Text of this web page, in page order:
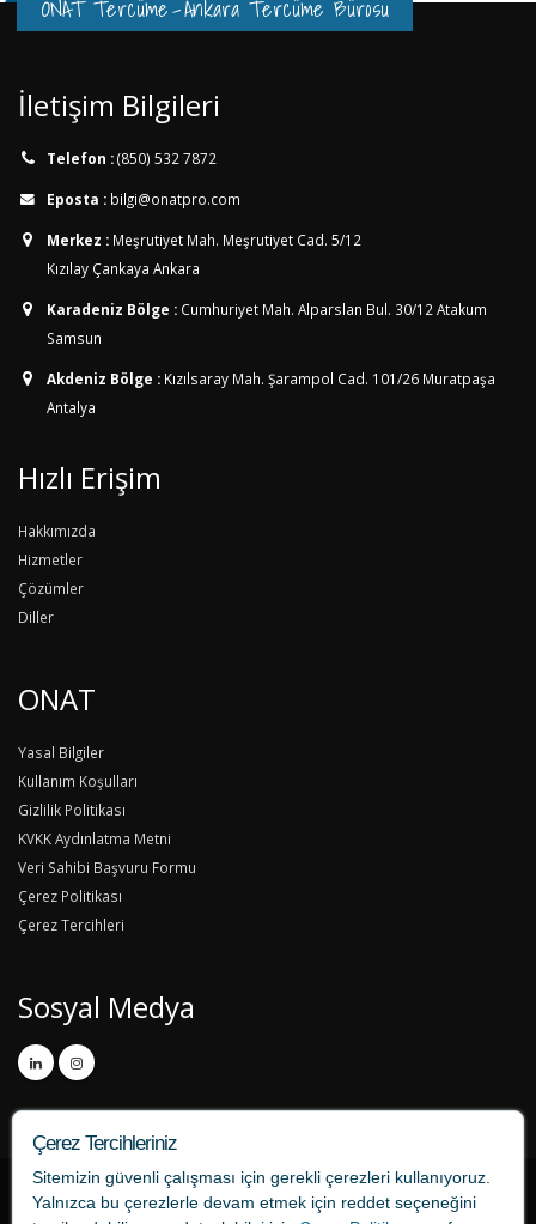
ONAT Tercüme-Ankara Tercüme Bürosu
İletişim Bilgileri
Telefon :(850) 532 7872
Eposta : bilgi@onatpro.com
Merkez : Meşrutiyet Mah. Meşrutiyet Cad. 5/12
Kızılay Çankaya Ankara
Karadeniz Bölge : Cumhuriyet Mah. Alparslan Bul. 30/12 Atakum
Samsun
Akdeniz Bölge : Kızılsaray Mah. Şarampol Cad. 101/26 Muratpaşa
Antalya
Hızlı Erişim
Hakkımızda
Hizmetler
Çözümler
Diller
ONAT
Yasal Bilgiler
Kullanım Koşulları
Gizlilik Politikası
KVKK Aydınlatma Metni
Veri Sahibi Başvuru Formu
Çerez Politikası
Çerez Tercihleri
Sosyal Medya
Çerez Tercihleriniz
Sitemizin güvenli çalışması için gerekli çerezleri kullanıyoruz.
Yalnızca bu çerezlerle devam etmek için reddet seçeneğini